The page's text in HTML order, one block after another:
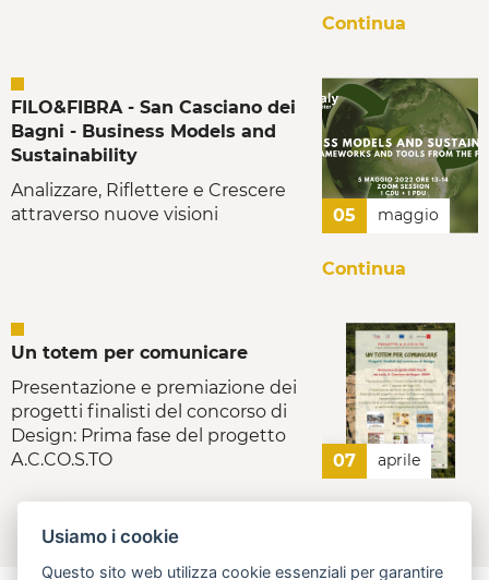
Continua
05 maggio
FILO&FIBRA - San Casciano dei
Bagni - Business Models and
Sustainability
Analizzare, Riflettere e Crescere
attraverso nuove visioni
Continua
07 aprile
Un totem per comunicare
Presentazione e premiazione dei
progetti finalisti del concorso di
Design: Prima fase del progetto
A.C.CO.S.TO
Usiamo i cookie
Questo sito web utilizza cookie essenziali per garantire